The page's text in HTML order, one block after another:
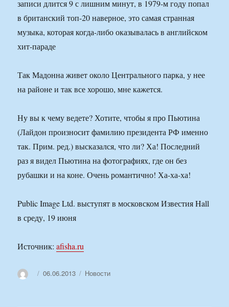
записи длится 9 с лишним минут, в 1979-м году попал
в британский топ-20 наверное, это самая странная
музыка, которая когда-либо оказывалась в английском
хит-параде
Так Мадонна живет около Центрального парка, у нее
на районе и так все хорошо, мне кажется.
Ну вы к чему ведете? Хотите, чтобы я про Пьютина
(Лайдон произносит фамилию президента РФ именно
так. Прим. ред.) высказался, что ли? Ха! Последний
раз я видел Пьютина на фотографиях, где он без
рубашки и на коне. Очень романтично! Ха-ха-ха!
Public Image Ltd. выступят в московском Известия Hall
в среду, 19 июня
Источник:afisha.ru
АвторОпубликовано
06.06.2013 Рубрики
Новости